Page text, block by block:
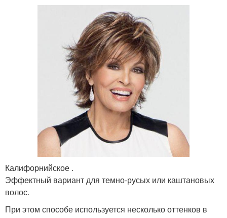
Калифорнийское .
Эффектный вариант для темно-русых или каштановых
волос.
При этом способе используется несколько оттенков в